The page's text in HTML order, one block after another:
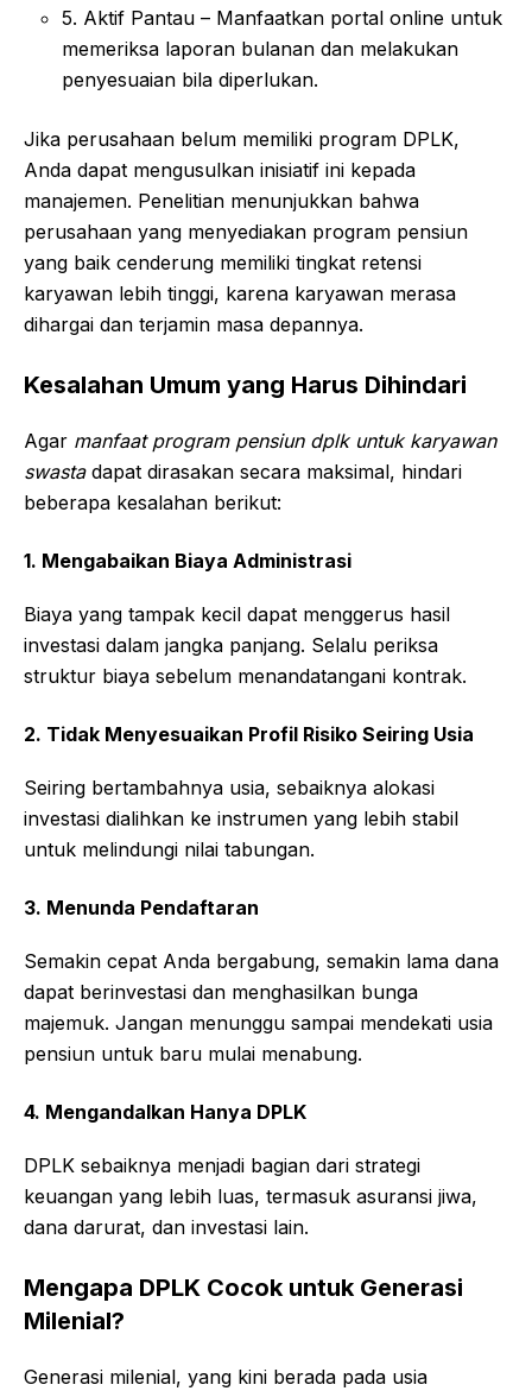
5. Aktif Pantau – Manfaatkan portal online untuk
memeriksa laporan bulanan dan melakukan
penyesuaian bila diperlukan.
Jika perusahaan belum memiliki program DPLK,
Anda dapat mengusulkan inisiatif ini kepada
manajemen. Penelitian menunjukkan bahwa
perusahaan yang menyediakan program pensiun
yang baik cenderung memiliki tingkat retensi
karyawan lebih tinggi, karena karyawan merasa
dihargai dan terjamin masa depannya.
Kesalahan Umum yang Harus Dihindari
Agar manfaat program pensiun dplk untuk karyawan
swastadapat dirasakan secara maksimal, hindari
beberapa kesalahan berikut:
1. Mengabaikan Biaya Administrasi
Biaya yang tampak kecil dapat menggerus hasil
investasi dalam jangka panjang. Selalu periksa
struktur biaya sebelum menandatangani kontrak.
2. Tidak Menyesuaikan Profil Risiko Seiring Usia
Seiring bertambahnya usia, sebaiknya alokasi
investasi dialihkan ke instrumen yang lebih stabil
untuk melindungi nilai tabungan.
3. Menunda Pendaftaran
Semakin cepat Anda bergabung, semakin lama dana
dapat berinvestasi dan menghasilkan bunga
majemuk. Jangan menunggu sampai mendekati usia
pensiun untuk baru mulai menabung.
4. Mengandalkan Hanya DPLK
DPLK sebaiknya menjadi bagian dari strategi
keuangan yang lebih luas, termasuk asuransi jiwa,
dana darurat, dan investasi lain.
Mengapa DPLK Cocok untuk Generasi
Milenial?
Generasi milenial, yang kini berada pada usia